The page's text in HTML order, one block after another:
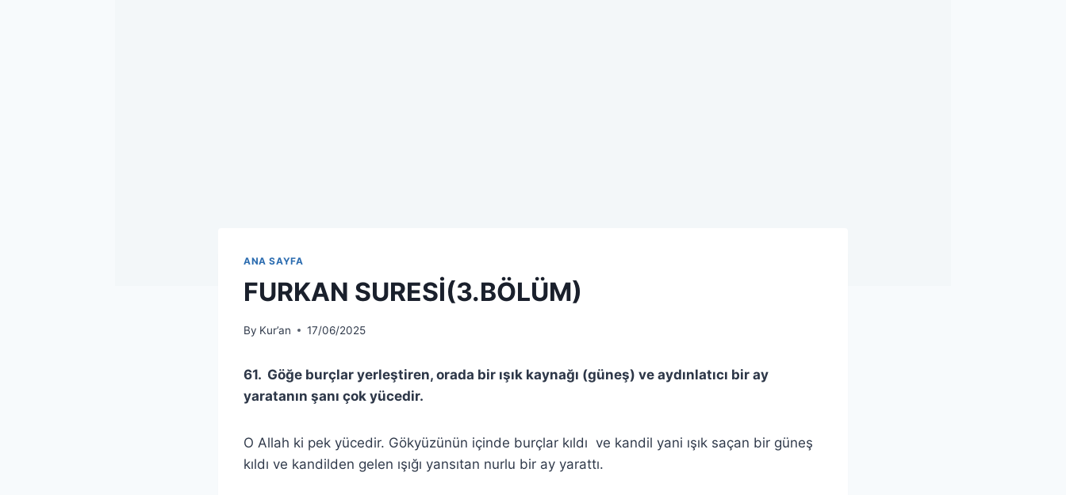
ANA SAYFA
FURKAN SURESİ(3.BÖLÜM)
By Kur’an 17/06/2025
61. Göğe burçlar yerleştiren, orada bir ışık kaynağı (güneş) ve aydınlatıcı bir ay
yaratanın şanı çok yücedir.
O Allah ki pek yücedir. Gökyüzünün içinde burçlar kıldı ve kandil yani ışık saçan bir güneş
kıldı ve kandilden gelen ışığı yansıtan nurlu bir ay yarattı.